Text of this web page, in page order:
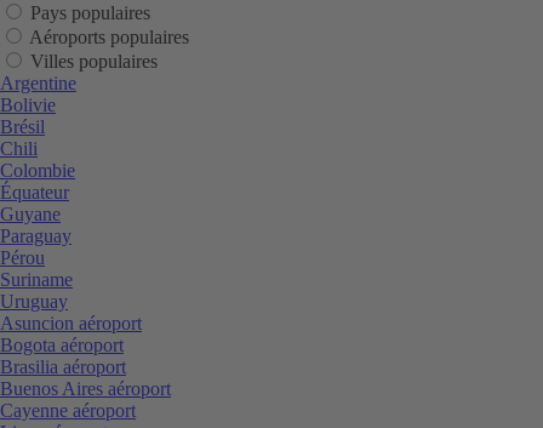
Pays populaires
Aéroports populaires
Villes populaires
Argentine
Bolivie
Brésil
Chili
Colombie
Équateur
Guyane
Paraguay
Pérou
Suriname
Uruguay
Asuncion aéroport
Bogota aéroport
Brasilia aéroport
Buenos Aires aéroport
Cayenne aéroport